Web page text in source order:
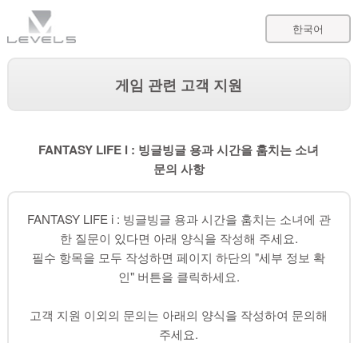
한국어
게임 관련 고객 지원
FANTASY LIFE i : 빙글빙글 용과 시간을 훔치는 소녀
문의 사항
FANTASY LIFE i : 빙글빙글 용과 시간을 훔치는 소녀에 관
한 질문이 있다면 아래 양식을 작성해 주세요.
필수 항목을 모두 작성하면 페이지 하단의 "세부 정보 확
인" 버튼을 클릭하세요.
고객 지원 이외의 문의는 아래의 양식을 작성하여 문의해
주세요.